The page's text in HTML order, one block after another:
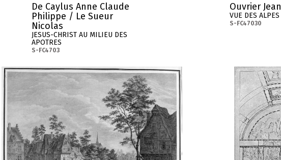
De Caylus Anne Claude
Philippe / Le Sueur
Nicolas
JESUS-CHRIST AU MILIEU DES
APOTRES
S-FC4703
Ouvrier Jean
VUE DES ALPES
S-FC47030